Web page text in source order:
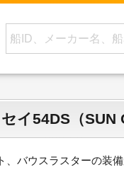
イ54DS（SUN
バウスラスターの装備